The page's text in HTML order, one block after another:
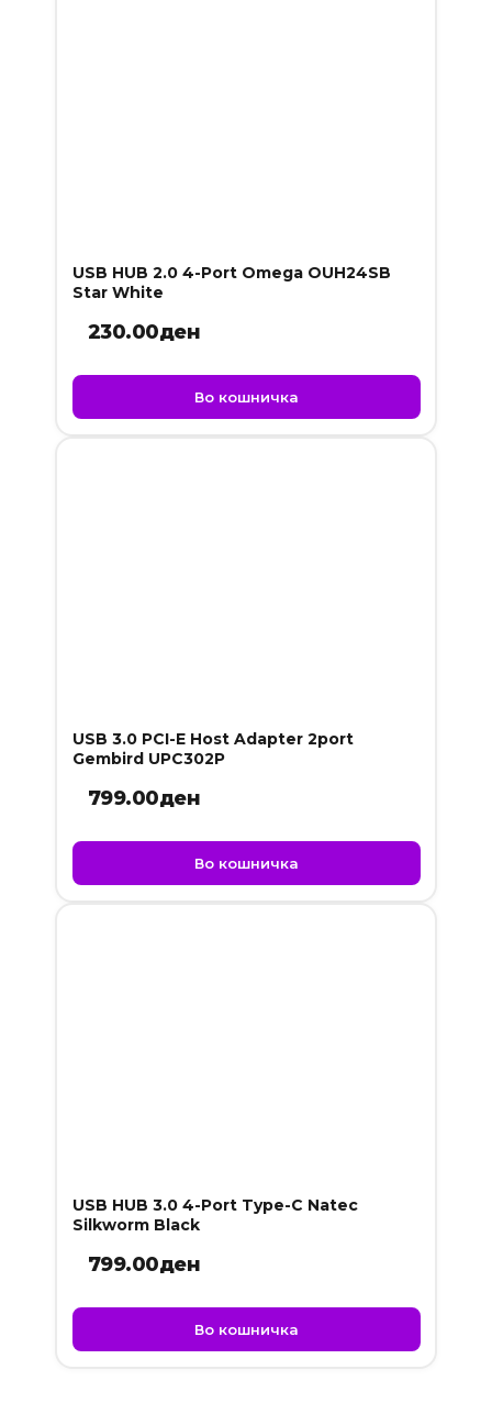
USB HUB 2.0 4-Port Omega OUH24SB
Star White
230.00ден
Во кошничка
USB 3.0 PCI-E Host Adapter 2port
Gembird UPC302P
799.00ден
Во кошничка
USB HUB 3.0 4-Port Type-C Natec
Silkworm Black
799.00ден
Во кошничка